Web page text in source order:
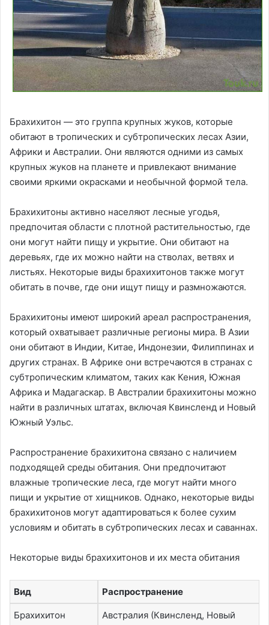
Брахихитон — это группа крупных жуков, которые
обитают в тропических и субтропических лесах Азии,
Африки и Австралии. Они являются одними из самых
крупных жуков на планете и привлекают внимание
своими яркими окрасками и необычной формой тела.
Брахихитоны активно населяют лесные угодья,
предпочитая области с плотной растительностью, где
они могут найти пищу и укрытие. Они обитают на
деревьях, где их можно найти на стволах, ветвях и
листьях. Некоторые виды брахихитонов также могут
обитать в почве, где они ищут пищу и размножаются.
Брахихитоны имеют широкий ареал распространения,
который охватывает различные регионы мира. В Азии
они обитают в Индии, Китае, Индонезии, Филиппинах и
других странах. В Африке они встречаются в странах с
субтропическим климатом, таких как Кения, Южная
Африка и Мадагаскар. В Австралии брахихитоны можно
найти в различных штатах, включая Квинсленд и Новый
Южный Уэльс.
Распространение брахихитона связано с наличием
подходящей среды обитания. Они предпочитают
влажные тропические леса, где могут найти много
пищи и укрытие от хищников. Однако, некоторые виды
брахихитонов могут адаптироваться к более сухим
условиям и обитать в субтропических лесах и саваннах.
Некоторые виды брахихитонов и их места обитания
Вид Распространение
Брахихитон
Австралия (Квинсленд, Новый